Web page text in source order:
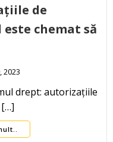
de
chemat să
2023
drept: autorizațiile
[…]